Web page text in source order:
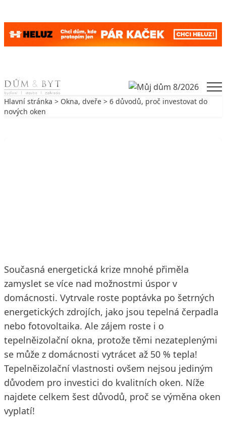
Skip to content
Hlavní stránka > Okna, dveře > 6 důvodů, proč investovat do
nových oken
Současná energetická krize mnohé přiměla
zamyslet se více nad možnostmi úspor v
domácnosti. Vytrvale roste poptávka po šetrných
energetických zdrojích, jako jsou tepelná čerpadla
nebo fotovoltaika. Ale zájem roste i o
tepelněizolační okna, protože těmi nezateplenými
se může z domácnosti vytrácet až 50 % tepla!
Tepelněizolační vlastnosti ovšem nejsou jediným
důvodem pro investici do kvalitních oken. Níže
najdete celkem šest důvodů, proč se výměna oken
vyplatí!